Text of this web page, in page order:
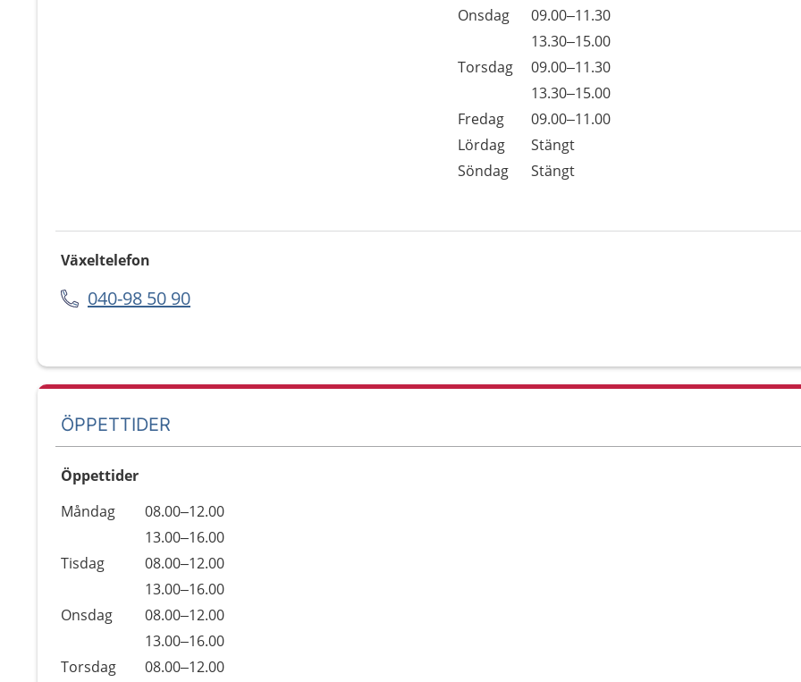
Onsdag
09.00–11.30
13.30–15.00
Torsdag
09.00–11.30
13.30–15.00
Fredag
09.00–11.00
Lördag
Stängt
Söndag
Stängt
Växeltelefon
040-98 50 90
ÖPPETTIDER
Öppettider
Dag
Öppettider
Kommentarer
Måndag
08.00–12.00
13.00–16.00
Tisdag
08.00–12.00
13.00–16.00
Onsdag
08.00–12.00
13.00–16.00
Torsdag
08.00–12.00